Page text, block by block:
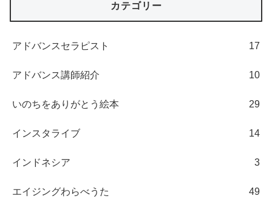
カテゴリー
アドバンスセラピスト 17
アドバンス講師紹介 10
いのちをありがとう絵本 29
インスタライブ 14
インドネシア 3
エイジングわらべうた 49